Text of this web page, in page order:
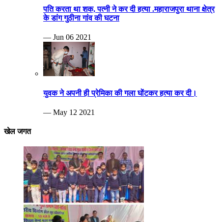
पति करता था शक, पत्नी ने कर दी हत्या .महाराजपुरा थाना क्षेत्र
के डांग गुठीना गांव की घटना
— Jun 06 2021
युवक ने अपनी ही प्रेमिका की गला घोंटकर हत्या कर दी।
— May 12 2021
खेल जगत